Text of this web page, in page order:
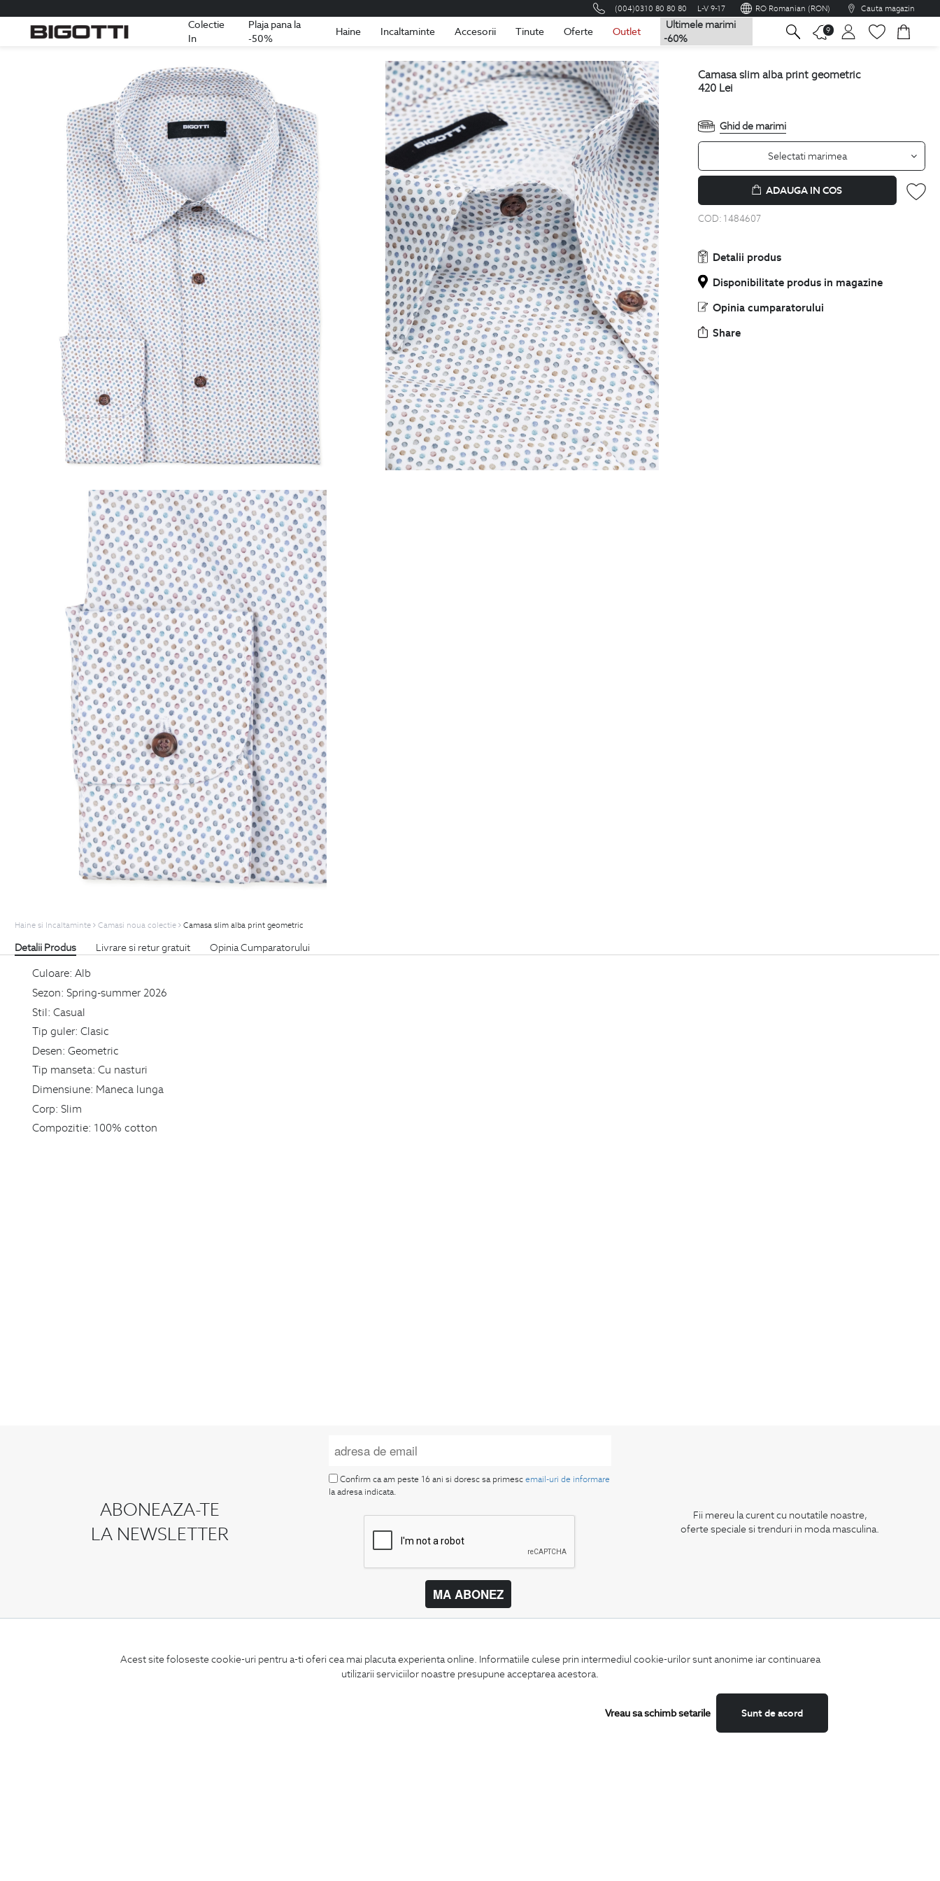
Acest site foloseste cookie-uri pentru a-ti oferi cea mai placuta experienta online. Informatiile culese prin intermediul cookie-urilor sunt anonime iar continuarea
utilizarii serviciilor noastre presupune acceptarea acestora.
Sunt de acord
Vreau sa schimb setarile
(004)0310 80 80 80 L-V 9-17 RO Romanian (RON) Cauta magazin
Colectie
In
Plaja pana la
-50%
Haine Incaltaminte Accesorii Tinute Oferte Outlet
Ultimele marimi
-60%
9
Romania Romana
camasa slim alba print geometric
420 Lei
Ghid de marimi
Selectati marimea
ADAUGA IN COS
COD: 1484607
Detalii produs
Disponibilitate produs in magazine
Opinia cumparatorului
Share
Haine si Incaltaminte Camasi noua colectie Camasa slim alba print geometric
Detalii Produs Livrare si retur gratuit Opinia Cumparatorului
Culoare: Alb
Sezon: Spring-summer 2026
Stil: Casual
Tip guler: Clasic
Desen: Geometric
Tip manseta: Cu nasturi
Dimensiune: Maneca lunga
Corp: Slim
Compozitie: 100% cotton
ABONEAZA-TE
LA NEWSLETTER
Confirm ca am peste 16 ani si doresc sa primescemail-uri de informare
la adresa indicata.
MA ABONEZ
Fii mereu la curent cu noutatile noastre,
oferte speciale si trenduri in moda masculina.
Termeni si conditii
Contact
Magazine
Facebook
LinkedIn
Camasi
Incaltaminte
Pantaloni